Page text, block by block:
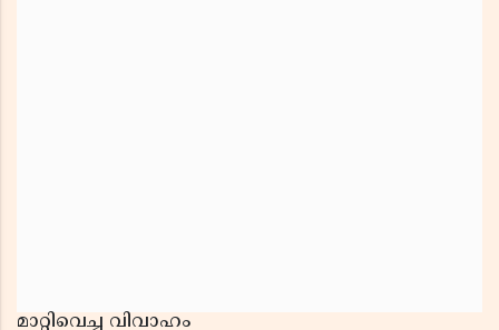
മാറ്റിവെച്ച വിവാഹം